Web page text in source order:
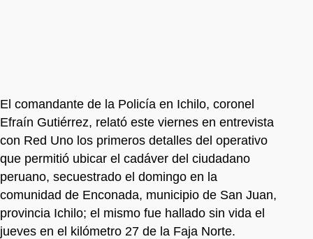
El comandante de la Policía en Ichilo, coronel
Efraín Gutiérrez, relató este viernes en entrevista
con Red Uno los primeros detalles del operativo
que permitió ubicar el cadáver del ciudadano
peruano, secuestrado el domingo en la
comunidad de Enconada, municipio de San Juan,
provincia Ichilo; el mismo fue hallado sin vida el
jueves en el kilómetro 27 de la Faja Norte.